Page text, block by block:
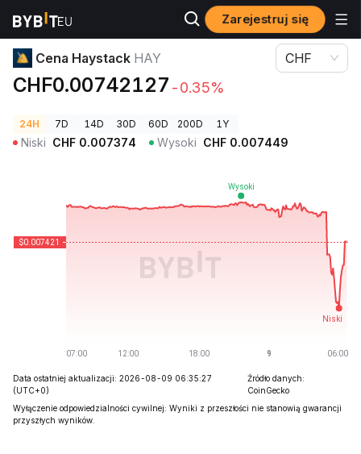
Zarejestruj się
Ceny kryptowalut Cena Haystack HAY
Cena Haystack HAY
CHF0.00742127 -0.35%
CHF
24H 7D 14D 30D 60D 200D 1Y
Niski CHF 0.007374 Wysoki CHF 0.007449
Data ostatniej aktualizacji: 2026-08-09 06:35:27
(UTC+0)
Źródło danych:
CoinGecko
Wyłączenie odpowiedzialności cywilnej: Wyniki z przeszłości nie stanowią gwarancji
przyszłych wyników.